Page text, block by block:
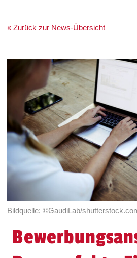
« Zurück zur News-Übersicht
Bildquelle: ©GaudiLab/